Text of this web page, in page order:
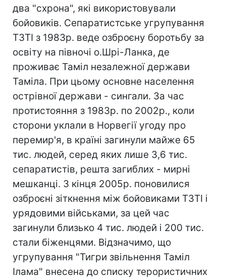
два "схрона", які використовували
бойовиків. Сепаратистське угрупування
ТЗТІ з 1983р. веде озброєну боротьбу за
освіту на півночі о.Шрі-Ланка, де
проживає Таміл незалежної держави
Таміла. При цьому основне населення
острівної держави - сингали. За час
протистояння з 1983р. по 2002р., коли
сторони уклали в Норвегії угоду про
перемир'я, в країні загинули майже 65
тис. людей, серед яких лише 3,6 тис.
сепаратистів, решта загиблих - мирні
мешканці. З кінця 2005р. поновилися
озброєні зіткнення між бойовиками ТЗТІ і
урядовими військами, за цей час
загинули близько 4 тис. людей і 200 тис.
стали біженцями. Відзначимо, що
угрупування "Тигри звільнення Таміл
Ілама" внесена до списку терористичних